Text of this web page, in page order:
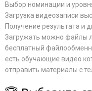
Выбор номинации и
Загрузка видеозаписи
Получение результата и
Загружать можно файлы
бесплатный
есть обучающие видео
отправить материалы с